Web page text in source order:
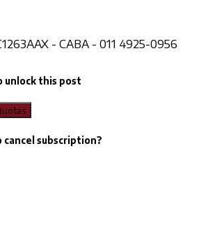
- CABA - 011 4925-0956
unlock this post
subscription?